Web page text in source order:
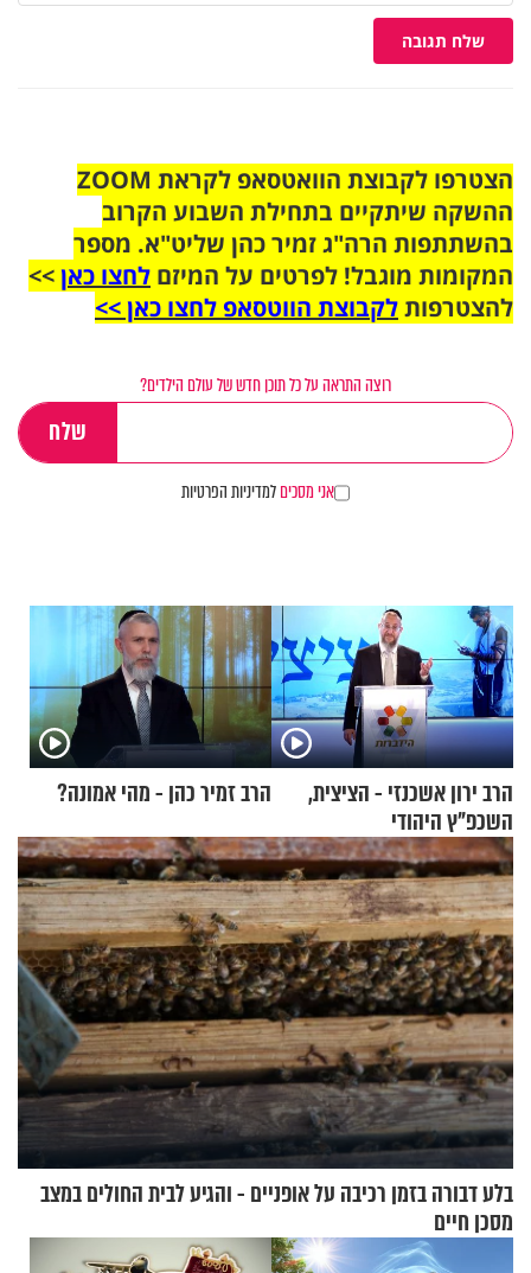
שלח תגובה
הצטרפו לקבוצת הוואטסאפ לקראת ZOOM
ההשקה שיתקיים בתחילת השבוע הקרוב
בהשתתפות הרה"ג זמיר כהן שליט"א. מספר
המקומות מוגבל! לפרטים על המיזם לחצו כאן>>
להצטרפותלקבוצת הווטסאפ לחצו כאן >>
רוצה התראה על כל תוכן חדש של עולם הילדים?
אני מסכיםלמדיניות הפרטיות
הרב ירון אשכנזי - הציצית,
השכפ"ץ היהודי
הרב זמיר כהן - מהי אמונה?
בלע דבורה בזמן רכיבה על אופניים - והגיע לבית החולים במצב
מסכן חיים